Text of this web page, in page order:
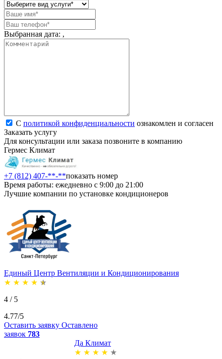
Выбранная дата: ,
С политикой конфиденциальности ознакомлен и согласен
Заказать услугу
Для консультации или заказа позвоните в компанию
Гермес Климат
+7 (812) 407-**-**показать номер
Время работы: ежедневно с 9:00 до 21:00
Лучшие компании по установке кондиционеров
Единый Центр Вентиляции и Кондиционирования
★ ★ ★ ★ ★
4 / 5
4.77/5
Оставить заявку Оставлено
заявок 783
Да Климат
★ ★ ★ ★ ★